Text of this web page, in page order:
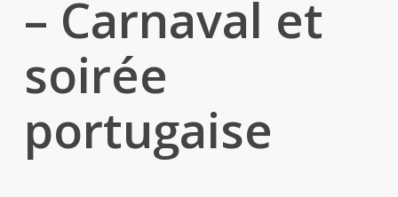
– Carnaval et
soirée
portugaise